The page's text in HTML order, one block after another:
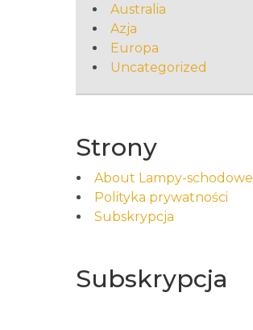
Australia
Azja
Europa
Uncategorized
Strony
About Lampy-schodowe
Polityka prywatności
Subskrypcja
Subskrypcja